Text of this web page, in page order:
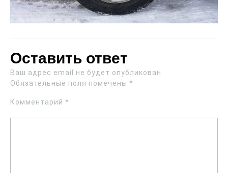
Оставить ответ
Ваш адрес email не будет опубликован.
Обязательные поля помечены *
Комментарий *